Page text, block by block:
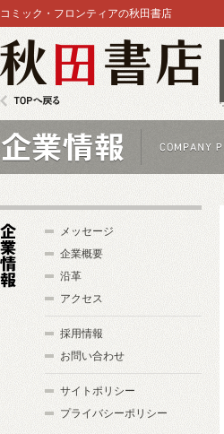
コミック・フロンティアの秋田書店
メッセージ
企業概要
沿革
アクセス
採用情報
お問い合わせ
サイトポリシー
プライバシーポリシー